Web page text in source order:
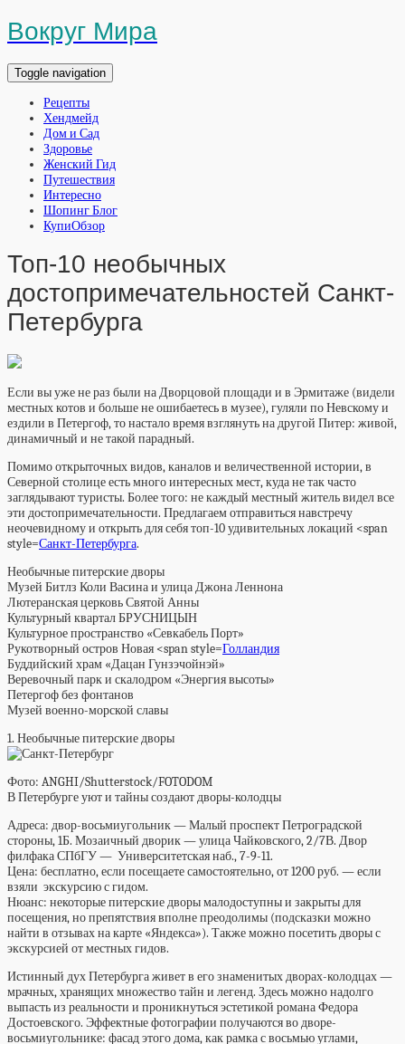
Вокруг Мира
Toggle navigation
Рецепты
Хендмейд
Дом и Сад
Здоровье
Женский Гид
Путешествия
Интересно
Шопинг Блог
КупиОбзор
Топ-10 необычных
достопримечательностей Санкт-
Петербурга
Если вы уже не раз были на Дворцовой площади и в Эрмитаже (видели
местных котов и больше не ошибаетесь в музее), гуляли по Невскому и
ездили в Петергоф, то настало время взглянуть на другой Питер: живой,
динамичный и не такой парадный.
Помимо открыточных видов, каналов и величественной истории, в
Северной столице есть много интересных мест, куда не так часто
заглядывают туристы. Более того: не каждый местный житель видел все
эти достопримечательности. Предлагаем отправиться навстречу
неочевидному и открыть для себя топ-10 удивительных локаций <span
style=Санкт-Петербурга.
Необычные питерские дворы
Музей Битлз Коли Васина и улица Джона Леннона
Лютеранская церковь Святой Анны
Культурный квартал БРУСНИЦЫН
Культурное пространство «Севкабель Порт»
Рукотворный остров Новая <span style=Голландия
Буддийский храм «Дацан Гунзэчойнэй»
Веревочный парк и скалодром «Энергия высоты»
Петергоф без фонтанов
Музей военно-морской славы
1. Необычные питерские дворы
Фото: ANGHI/Shutterstock/FOTODOM
В Петербурге уют и тайны создают дворы-колодцы
Адреса: двор-восьмиугольник — Малый проспект Петроградской
стороны, 1Б. Мозаичный дворик — улица Чайковского, 2/7В. Двор
филфака СПбГУ — Университетская наб., 7-9-11.
Цена: бесплатно, если посещаете самостоятельно, от 1200 руб. — если
взяли экскурсию с гидом.
Нюанс: некоторые питерские дворы малодоступны и закрыты для
посещения, но препятствия вполне преодолимы (подсказки можно
найти в отзывах на карте «Яндекса»). Также можно посетить дворы с
экскурсией от местных гидов.
Истинный дух Петербурга живет в его знаменитых дворах-колодцах —
мрачных, хранящих множество тайн и легенд. Здесь можно надолго
выпасть из реальности и проникнуться эстетикой романа Федора
Достоевского. Эффектные фотографии получаются во дворе-
восьмиугольнике: фасад этого дома, как рамка с восьмью углами,